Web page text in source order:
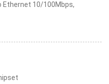
Ethernet 10/100Mbps,